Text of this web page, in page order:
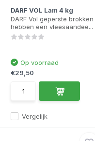
DARF VOL Lam 4 kg
DARF Vol geperste brokken
hebben een vleesaandee...
Vergelijk
Op voorraad
€29,50